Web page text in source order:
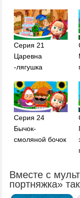
Серия 21
Царевна
-лягушка
Серия 24
Бычок-
смоляной бочок
Вместе с
портняжка»